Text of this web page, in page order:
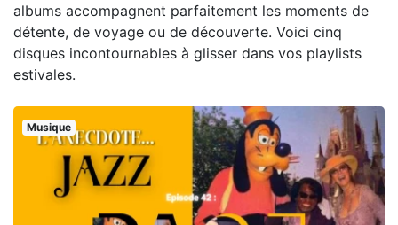
albums accompagnent parfaitement les moments de
détente, de voyage ou de découverte. Voici cinq
disques incontournables à glisser dans vos playlists
estivales.
Musique